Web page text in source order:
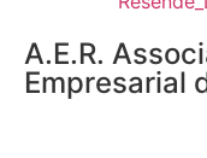
A.E.R.
Empresarial